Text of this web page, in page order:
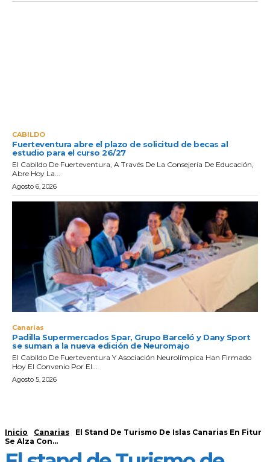
CABILDO
Fuerteventura abre el plazo de solicitud de becas al
estudio para el curso 26/27
El Cabildo De Fuerteventura, A Través De La Consejería De Educación,
Abre Hoy La...
Agosto 6, 2026
Canarias
Padilla Supermercados Spar, Grupo Barceló y Dany Sport
se suman a la nueva edición de Neuromajo
El Cabildo De Fuerteventura Y Asociación Neurolímpica Han Firmado
Hoy El Convenio Por El...
Agosto 5, 2026